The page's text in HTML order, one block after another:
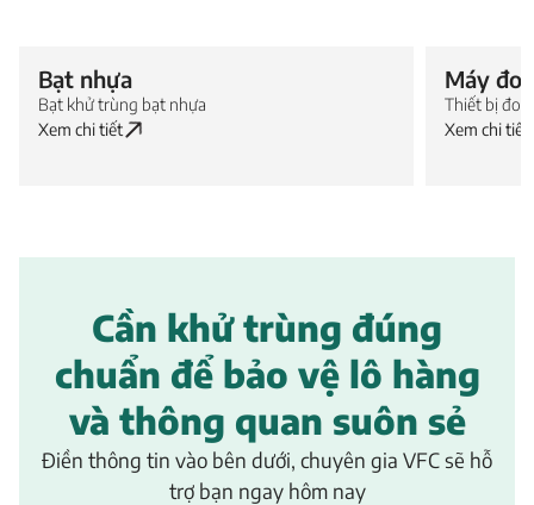
Bạt nhựa
Bạt khử trùng bạt nhựa
Xem chi tiết
Máy đo
Thiết bị đo
Xem chi tiết
Cần khử trùng đúng
chuẩn để bảo vệ lô hàng
và thông quan suôn sẻ
Điền thông tin vào bên dưới, chuyên gia VFC sẽ hỗ
trợ bạn ngay hôm nay